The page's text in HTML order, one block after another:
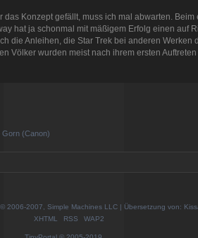
Konzept gefällt, muss ich mal abwarten.
hat ja schonmal mit mäßigem Erfolg einen auf
die Anleihen, die Star Trek bei anderen
Völker wurden meist nach ihrem ersten
Gorn (Canon)
2006-2007, Simple Machines LLC | Übersetzung von:
XHTML
RSS WAP2